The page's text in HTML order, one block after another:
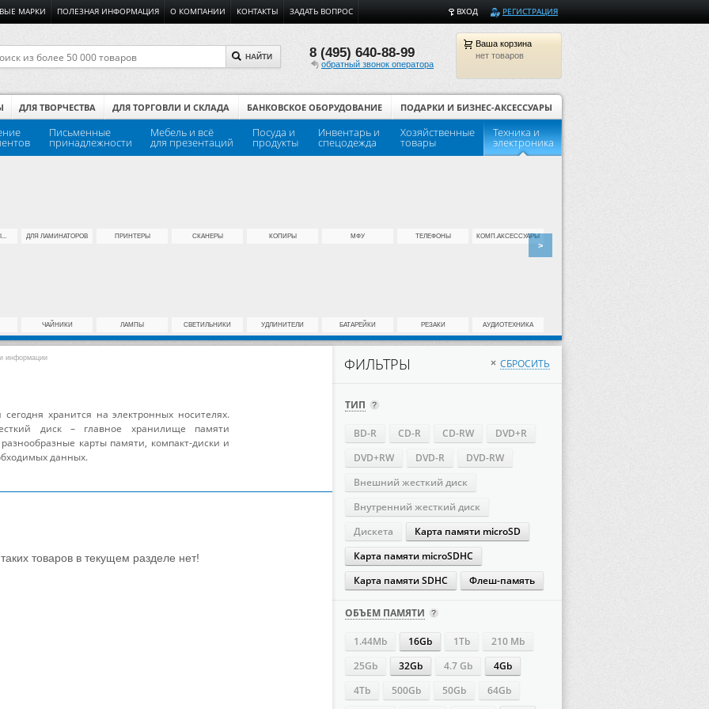
ВХОД РЕГИСТРАЦИЯ
МАРКИ ПОЛЕЗНАЯ ИНФОРМАЦИЯ О КОМПАНИИ КОНТАКТЫ ЗАДАТЬ ВОПРОС
Ваша корзина
нет товаров
8 (495) 640-88-99
обратный звонок оператора
НАЙТИ
ДЛЯ ТВОРЧЕСТВА ДЛЯ ТОРГОВЛИ И СКЛАДА БАНКОВСКОЕ ОБОРУДОВАНИЕ ПОДАРКИ И БИЗНЕС-АКСЕССУАРЫ
Письменные
принадлежности
Мебель и всё
для презентаций
Посуда и
продукты
Инвентарь и
спецодежда
Хозяйственные
товары
Техника и
электроника
ДЛЯ ЛАМИНАТОРОВ ПРИНТЕРЫ СКАНЕРЫ КОПИРЫ МФУ ТЕЛЕФОНЫ КОМП.АКСЕССУАРЫ
ЧАЙНИКИ ЛАМПЫ СВЕТИЛЬНИКИ УДЛИНИТЕЛИ БАТАРЕЙКИ РЕЗАКИ АУДИОТЕХНИКА
>
ФИЛЬТРЫ × СБРОСИТЬ
ТИП
BD-R CD-R CD-RW
DVD+R
DVD+RW
DVD-R
DVD-RW
Внешний жесткий диск
Внутренний жесткий диск
Дискета
Карта памяти microSD
Карта памяти microSDHC
Карта памяти SDHC
Флеш-память
ОБЪЕМ ПАМЯТИ
1.44Mb 16Gb 1Tb
210 Mb
25Gb
32Gb 4.7 Gb
4Gb
4Tb
500Gb 50Gb
64Gb
информации
хранится на электронных носителях.
диск – главное хранилище памяти
карты памяти, компакт-диски и
данных.
товаров в текущем разделе нет!